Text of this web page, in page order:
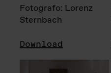
Fotografo: Lorenz
Sternbach
Download